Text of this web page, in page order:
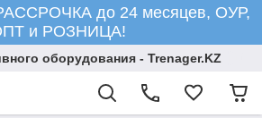
до 24 месяцев, ОУР,
и РОЗНИЦА!
оборудования - Trenager.KZ